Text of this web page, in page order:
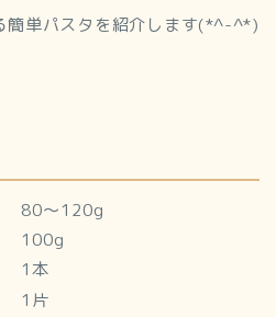
簡単パスタを紹介します(*^-^*)
120g
片